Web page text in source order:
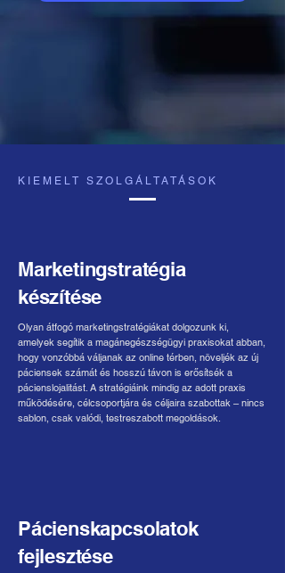
KIEMELT SZOLGÁLTATÁSOK
Marketingstratégia
készítése
Olyan átfogó marketingstratégiákat dolgozunk ki,
amelyek segítik a magánegészségügyi praxisokat abban,
hogy vonzóbbá váljanak az online térben, növeljék az új
páciensek számát és hosszú távon is erősítsék a
pácienslojalitást. A stratégiáink mindig az adott praxis
működésére, célcsoportjára és céljaira szabottak – nincs
sablon, csak valódi, testreszabott megoldások.
Pácienskapcsolatok
fejlesztése